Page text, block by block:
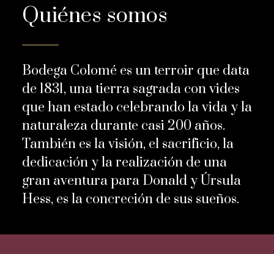
Quiénes somos
Bodega Colomé es un terroir que data
de 1831, una tierra sagrada con vides
que han estado celebrando la vida y la
naturaleza durante casi 200 años.
También es la visión, el sacrificio, la
dedicación y la realización de una
gran aventura para Donald y Úrsula
Hess, es la concreción de sus sueños.